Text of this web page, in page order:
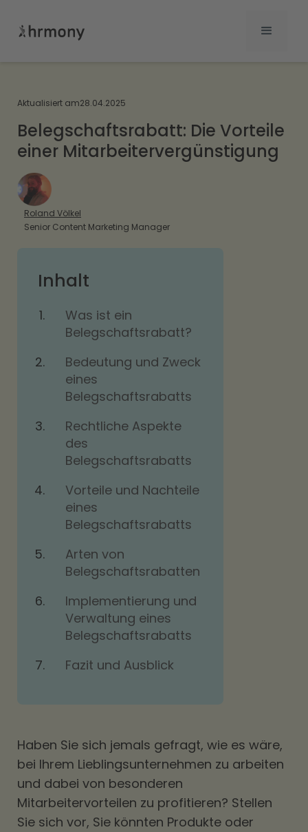
Aktualisiert am28.04.2025
Belegschaftsrabatt: Die Vorteile
einer Mitarbeitervergünstigung
Roland Völkel
Senior Content Marketing Manager
Inhalt
Was ist ein
Belegschaftsrabatt?
Bedeutung und Zweck
eines
Belegschaftsrabatts
Rechtliche Aspekte
des
Belegschaftsrabatts
Vorteile und Nachteile
eines
Belegschaftsrabatts
Arten von
Belegschaftsrabatten
Implementierung und
Verwaltung eines
Belegschaftsrabatts
Fazit und Ausblick
Haben Sie sich jemals gefragt, wie es wäre,
bei Ihrem Lieblingsunternehmen zu arbeiten
und dabei von besonderen
Mitarbeitervorteilen zu profitieren? Stellen
Sie sich vor, Sie könnten Produkte oder